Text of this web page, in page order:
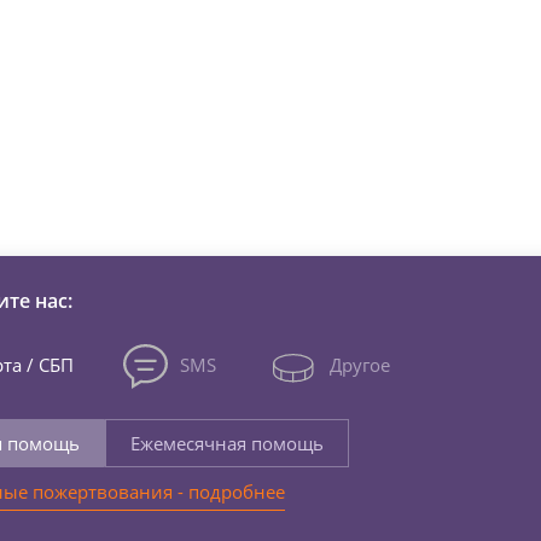
нас:
/ СБП SMS Другое
помощь
Ежемесячная помощь
пожертвования - подробнее